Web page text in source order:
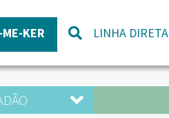
KER LINHA DIRETA